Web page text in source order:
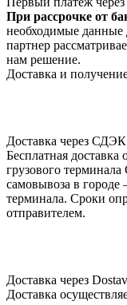
При рассрочке от
необходимые данные
партнер
нам решение.
Доставка и
Доставка через СДЭК
Бесплатная
грузового
самовывоза в
терминала. Сроки
отправителем.
Доставка через
Доставка